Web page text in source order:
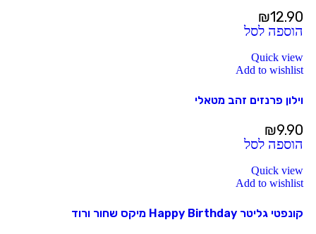
₪12.90
הוספה לסל
Quick view
Add to wishlist
וילון פרנזים זהב מטאלי
₪9.90
הוספה לסל
Quick view
Add to wishlist
קונפטי גליטר Happy Birthday מיקס שחור ורוד